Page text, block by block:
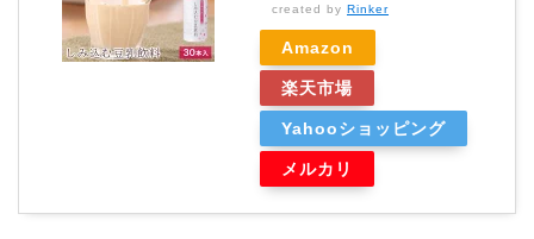
created by Rinker
Amazon
楽天市場
Yahooショッピング
メルカリ